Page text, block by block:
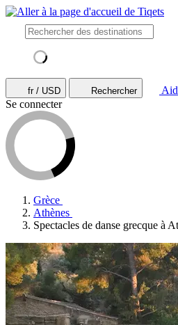
fr / USD Rechercher
Se connecter
Grèce
Athènes
Spectacles de danse grecque à